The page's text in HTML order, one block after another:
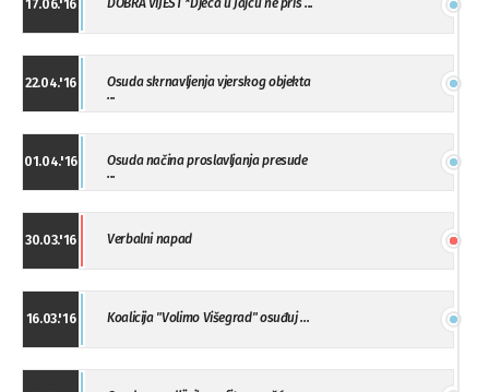
17.06.'16 DOBRA VIJEST *Djeca u Jajcu ne pris ...
22.04.'16
Osuda skrnavljenja vjerskog objekta
...
01.04.'16
Osuda načina proslavljanja presude
...
30.03.'16 Verbalni napad
16.03.'16 Koalicija "Volimo Višegrad" osuđuj ...